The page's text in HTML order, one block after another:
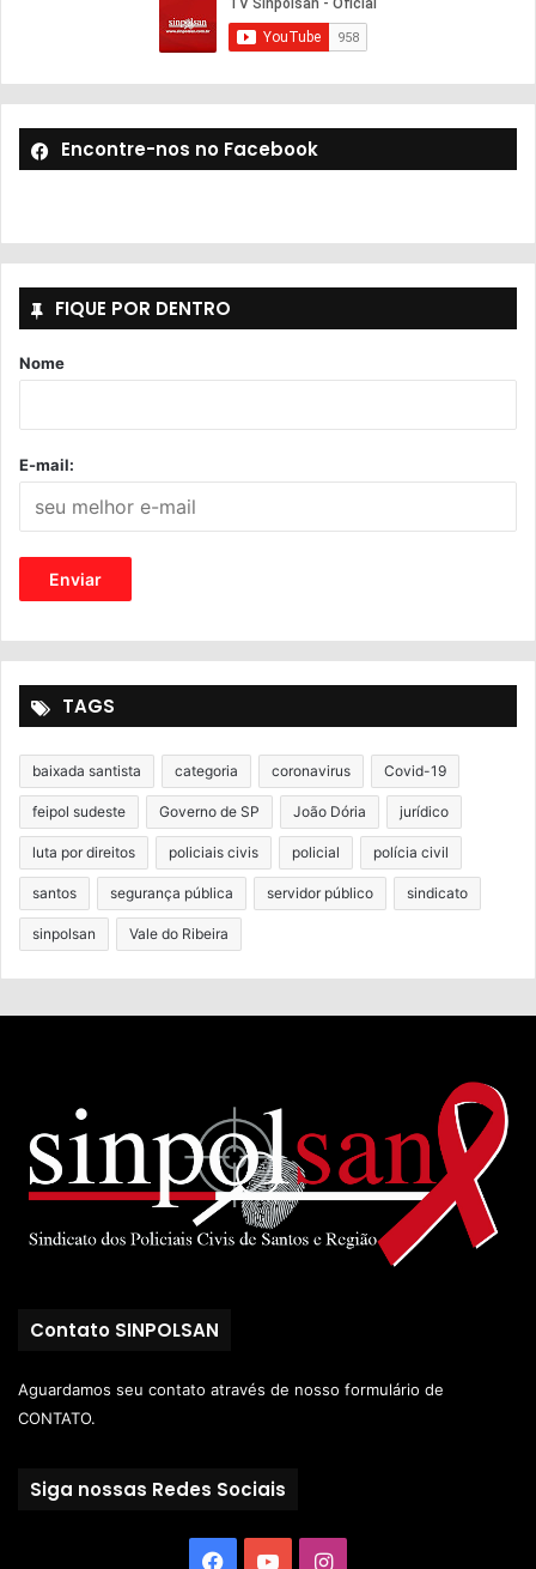
Encontre-nos no Facebook
FIQUE POR DENTRO
Nome
E-mail:
TAGS
baixada santista categoria coronavirus Covid-19
feipol sudeste Governo de SP João Dória jurídico
luta por direitos policiais civis policial polícia civil
santos segurança pública servidor público sindicato
sinpolsan Vale do Ribeira
Contato SINPOLSAN
Aguardamos seu contato através de nosso formulário de
CONTATO.
Siga nossas Redes Sociais